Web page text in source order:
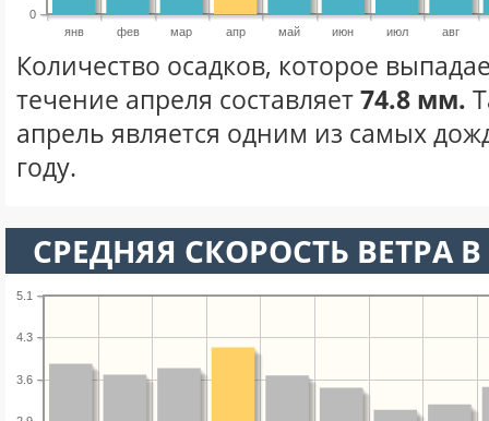
янв фев мар апр май июн июл авг
0
Количество осадков, которое
течение апреля составляет74.8 мм.
апрель является одним из самых
году.
СРЕДНЯЯ СКОРОСТЬ ВЕТРА
3.6
4.3
5.1